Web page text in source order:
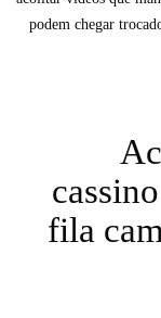
podem chegar
fila